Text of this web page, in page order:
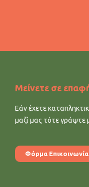
Μείνετε σε
Εάν έχετε
μαζί μας τότε γράψτε
Φόρμα